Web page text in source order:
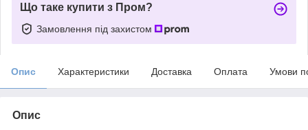
Що таке купити з Пром?
Замовлення під захистом
Опис Характеристики Доставка Оплата Умови
Опис